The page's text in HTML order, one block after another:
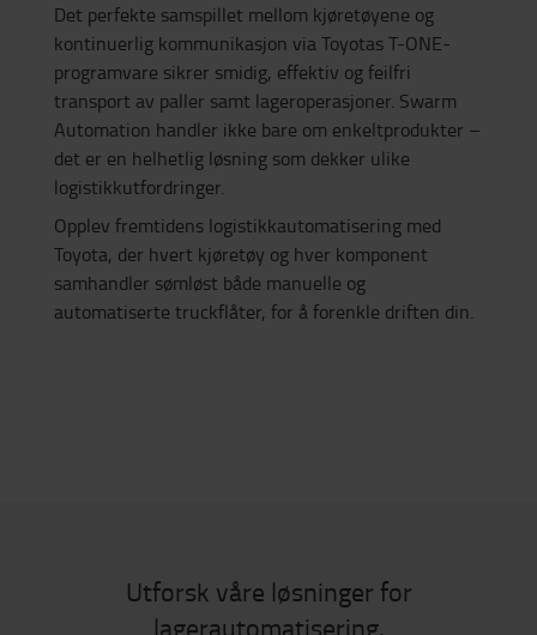
Det perfekte samspillet mellom kjøretøyene og
kontinuerlig kommunikasjon via Toyotas T-ONE-
programvare sikrer smidig, effektiv og feilfri
transport av paller samt lageroperasjoner. Swarm
Automation handler ikke bare om enkeltprodukter –
det er en helhetlig løsning som dekker ulike
logistikkutfordringer.
Opplev fremtidens logistikkautomatisering med
Toyota, der hvert kjøretøy og hver komponent
samhandler sømløst både manuelle og
automatiserte truckflåter, for å forenkle driften din.
Utforsk våre løsninger for
lagerautomatisering.